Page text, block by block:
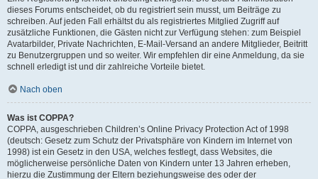
dieses Forums entscheidet, ob du registriert sein musst, um Beiträge zu
schreiben. Auf jeden Fall erhältst du als registriertes Mitglied Zugriff auf
zusätzliche Funktionen, die Gästen nicht zur Verfügung stehen: zum Beispiel
Avatarbilder, Private Nachrichten, E-Mail-Versand an andere Mitglieder, Beitritt
zu Benutzergruppen und so weiter. Wir empfehlen dir eine Anmeldung, da sie
schnell erledigt ist und dir zahlreiche Vorteile bietet.
Nach oben
Was ist COPPA?
COPPA, ausgeschrieben Children’s Online Privacy Protection Act of 1998
(deutsch: Gesetz zum Schutz der Privatsphäre von Kindern im Internet von
1998) ist ein Gesetz in den USA, welches festlegt, dass Websites, die
möglicherweise persönliche Daten von Kindern unter 13 Jahren erheben,
hierzu die Zustimmung der Eltern beziehungsweise des oder der